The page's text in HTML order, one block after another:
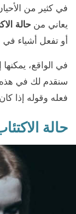
في كثير من
يعاني من حالة
أو تفعل أشياء
في الواقع، يمكنها
سنقدم لك في هذه
فعله وقوله إذا
حالة